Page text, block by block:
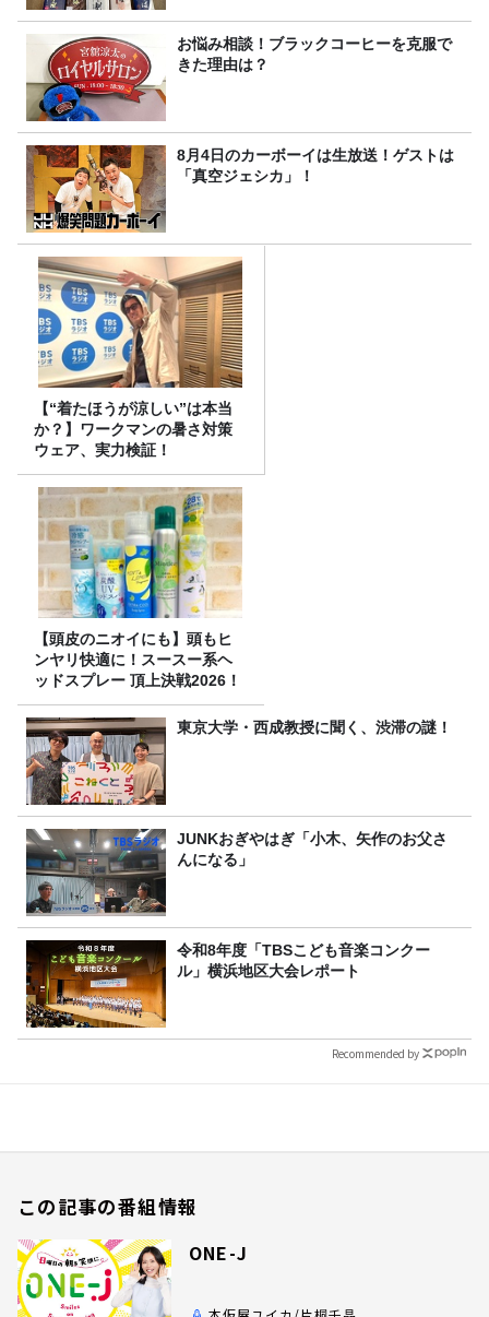
お悩み相談！ブラックコーヒーを克服で
きた理由は？
8月4日のカーボーイは生放送！ゲストは
「真空ジェシカ」！
【“着たほうが涼しい”は本当
か？】ワークマンの暑さ対策
ウェア、実力検証！
【頭皮のニオイにも】頭もヒ
ンヤリ快適に！スースー系ヘ
ッドスプレー 頂上決戦2026！
東京大学・西成教授に聞く、渋滞の謎！
JUNKおぎやはぎ「小木、矢作のお父さ
んになる」
令和8年度「TBSこども音楽コンクー
ル」横浜地区大会レポート
Recommended by
この記事の番組情報
ONE-J